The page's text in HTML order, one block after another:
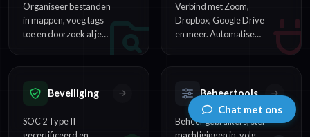
Organiseer bestanden
in mappen, voeg tags
toe en doorzoek al je
Verbind met Zoom,
Dropbox, Google Drive
en meer. Automatiseer
Beveiliging
SOC 2 Type II
Beheertools
Beheer gebruikers, stel
Chat met ons